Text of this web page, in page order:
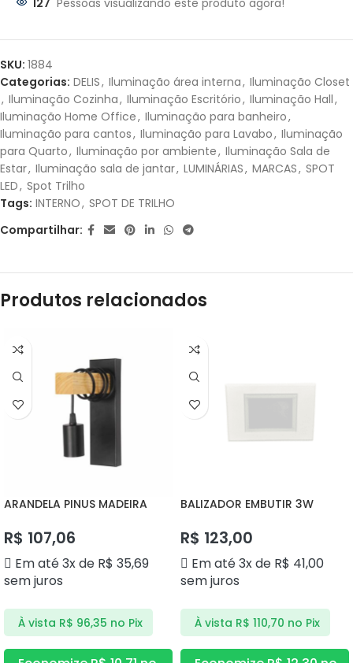
Parcelas:
JUROS
2X DER$26,18SEM
JUROS
R$52,36
SKU: 1884
Categorias: DELIS, Iluminação área interna, Iluminação Closet
, Iluminação Cozinha, Iluminação Escritório, Iluminação Hall,
Iluminação Home Office, Iluminação para banheiro,
Iluminação para cantos, Iluminação para Lavabo, Iluminação
para Quarto, Iluminação por ambiente, Iluminação Sala de
Estar, Iluminação sala de jantar, LUMINÁRIAS, MARCAS, SPOT
LED, Spot Trilho
Tags: INTERNO, SPOT DE TRILHO
Compartilhar:
Produtos relacionados
ARANDELA PINUS MADEIRA
R$ 107,06
Em até 3x de R$ 35,69
sem juros
À vista R$ 96,35 no Pix
BALIZADOR EMBUTIR 3W
R$ 123,00
Em até 3x de R$ 41,00
sem juros
À vista R$ 110,70 no Pix